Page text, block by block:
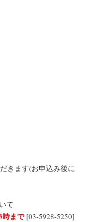
きます(お申込み後に
て
時まで[03-5928-5250]